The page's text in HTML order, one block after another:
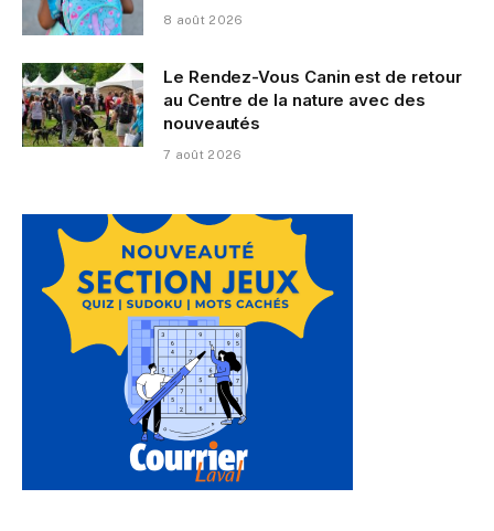
8 août 2026
Le Rendez-Vous Canin est de retour
au Centre de la nature avec des
nouveautés
7 août 2026